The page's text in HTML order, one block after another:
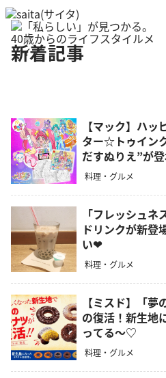
新着記事
【マック】ハ
ター☆トゥイン
だすぬりえ”が
料理・グルメ
「フレッシュ
ドリンクが新登
い❤︎
料理・グルメ
【ミスド】「
の復活！新生地
ってる～♡
料理・グルメ